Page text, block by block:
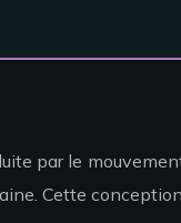
par le
Cette